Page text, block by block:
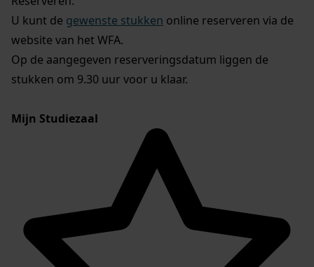
U kunt de gewenste stukken online reserveren via de
website van het WFA.
Op de aangegeven reserveringsdatum liggen de
stukken om 9.30 uur voor u klaar.
Mijn Studiezaal